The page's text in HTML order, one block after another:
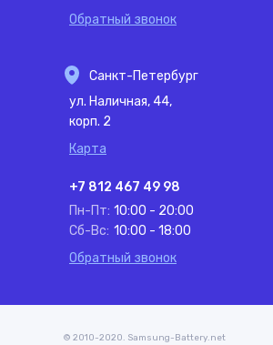
Обратный звонок
Санкт-Петербург
ул. Наличная, 44,
корп. 2
Карта
+7 812 467 49 98
Пн-Пт: 10:00 - 20:00
Сб-Вс: 10:00 - 18:00
Обратный звонок
© 2010-2020. Samsung-Battery.net